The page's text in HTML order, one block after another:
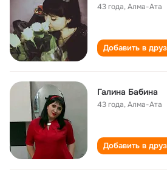
43 года,Алма-Ата
Добавить в
Галина Бабина
43 года,Алма-Ата
Добавить в